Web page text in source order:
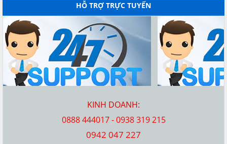
HỖ TRỢ TRỰC TUYẾN
KINH DOANH:
0888 444017 - 0938 319 215
0942 047 227